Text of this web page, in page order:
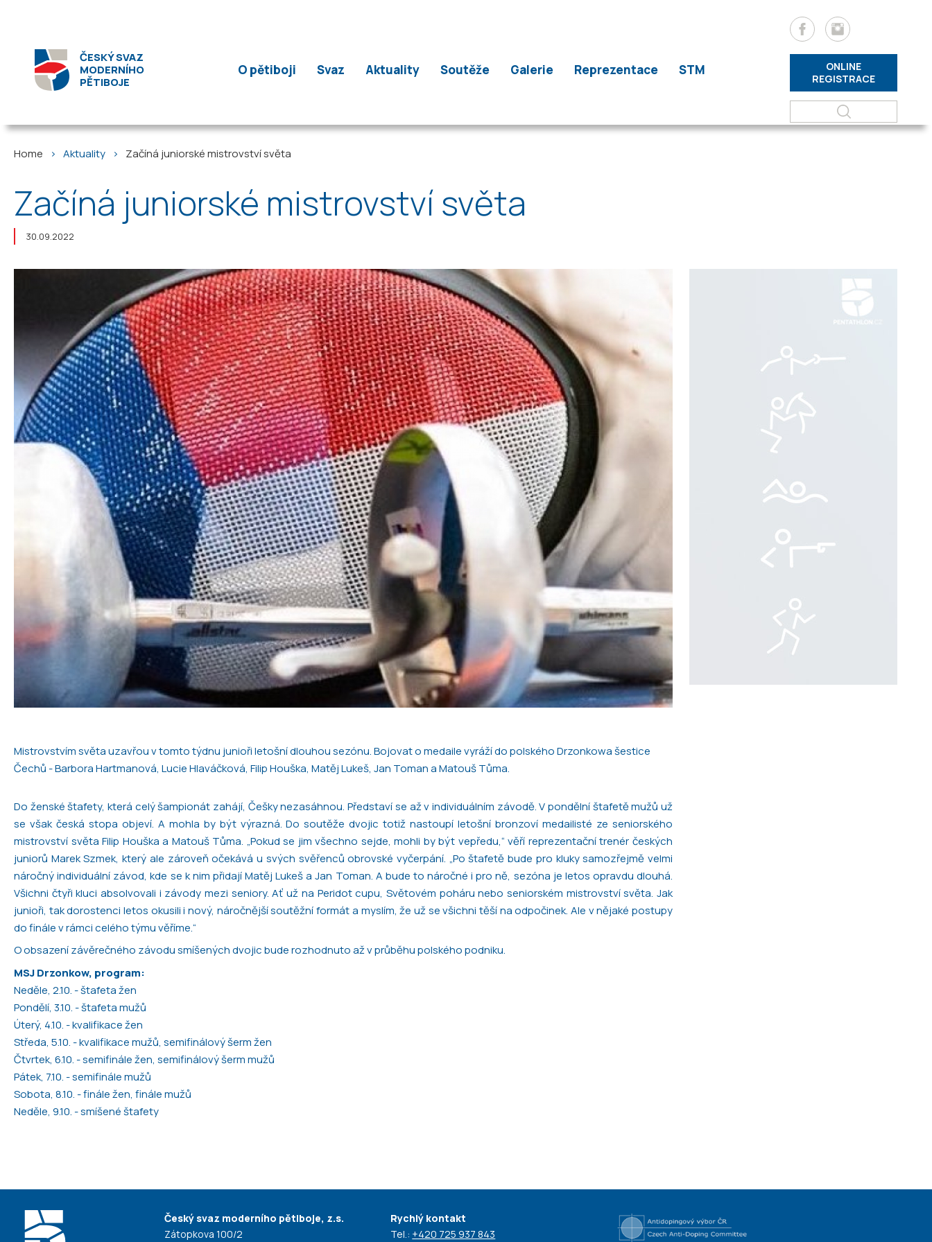
ČESKÝ SVAZ
MODERNÍHO
PĚTIBOJE
O pětiboji Svaz Aktuality Soutěže Galerie Reprezentace STM
ONLINE
REGISTRACE
Home Aktuality Začíná juniorské mistrovství světa
Začíná juniorské mistrovství světa
30.09.2022
Mistrovstvím světa uzavřou v tomto týdnu junioři letošní dlouhou sezónu. Bojovat o medaile vyráží do polského Drzonkowa šestice
Čechů - Barbora Hartmanová, Lucie Hlaváčková, Filip Houška, Matěj Lukeš, Jan Toman a Matouš Tůma.
Do ženské štafety, která celý šampionát zahájí, Češky nezasáhnou. Představí se až v individuálním závodě. V pondělní štafetě mužů už
se však česká stopa objeví. A mohla by být výrazná. Do soutěže dvojic totiž nastoupí letošní bronzoví medailisté ze seniorského
mistrovství světa Filip Houška a Matouš Tůma. „Pokud se jim všechno sejde, mohli by být vepředu,“ věří reprezentační trenér českých
juniorů Marek Szmek, který ale zároveň očekává u svých svěřenců obrovské vyčerpání. „Po štafetě bude pro kluky samozřejmě velmi
náročný individuální závod, kde se k nim přidají Matěj Lukeš a Jan Toman. A bude to náročné i pro ně, sezóna je letos opravdu dlouhá.
Všichni čtyři kluci absolvovali i závody mezi seniory. Ať už na Peridot cupu, Světovém poháru nebo seniorském mistrovství světa. Jak
junioři, tak dorostenci letos okusili i nový, náročnější soutěžní formát a myslím, že už se všichni těší na odpočinek. Ale v nějaké postupy
do finále v rámci celého týmu věříme.“
O obsazení závěrečného závodu smíšených dvojic bude rozhodnuto až v průběhu polského podniku.
MSJ Drzonkow, program:
Neděle, 2.10. - štafeta žen
Pondělí, 3.10. - štafeta mužů
Úterý, 4.10. - kvalifikace žen
Středa, 5.10. - kvalifikace mužů, semifinálový šerm žen
Čtvrtek, 6.10. - semifinále žen, semifinálový šerm mužů
Pátek, 7.10. - semifinále mužů
Sobota, 8.10. - finále žen, finále mužů
Neděle, 9.10. - smíšené štafety
Český svaz moderního pětiboje, z.s.
Zátopkova 100/2
Rychlý kontakt
Tel.: +420 725 937 843